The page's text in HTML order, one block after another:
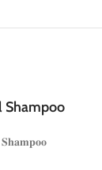
Shampoo
𝐒𝐡𝐚𝐦𝐩𝐨𝐨